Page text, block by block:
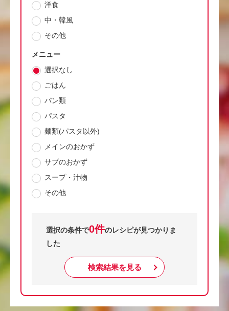
洋食
中・韓風
その他
メニュー
選択なし
ごはん
パン類
パスタ
麺類(パスタ以外)
メインのおかず
サブのおかず
スープ・汁物
その他
選択の条件で0件のレシピが見つかりま
した
検索結果を見る